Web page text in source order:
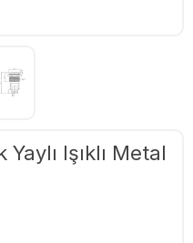
Yaylı Işıklı Metal